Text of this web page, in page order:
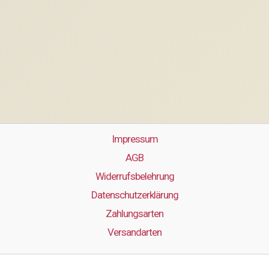
Impressum
AGB
Widerrufsbelehrung
Datenschutzerklärung
Zahlungsarten
Versandarten